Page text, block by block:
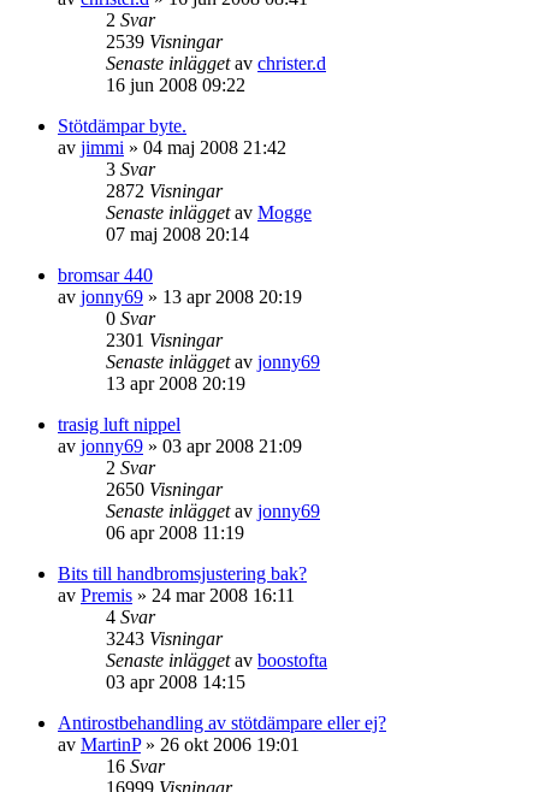
2 Svar
2539 Visningar
Senaste inläggetav christer.d
16 jun 2008 09:22
Stötdämpar byte.
av jimmi » 04 maj 2008 21:42
3 Svar
2872 Visningar
Senaste inläggetav Mogge
07 maj 2008 20:14
bromsar 440
av jonny69 » 13 apr 2008 20:19
0 Svar
2301 Visningar
Senaste inläggetav jonny69
13 apr 2008 20:19
trasig luft nippel
av jonny69 » 03 apr 2008 21:09
2 Svar
2650 Visningar
Senaste inläggetav jonny69
06 apr 2008 11:19
Bits till handbromsjustering bak?
av Premis » 24 mar 2008 16:11
4 Svar
3243 Visningar
Senaste inläggetav boostofta
03 apr 2008 14:15
Antirostbehandling av stötdämpare eller ej?
av MartinP» 26 okt 2006 19:01
16 Svar
16999 Visningar